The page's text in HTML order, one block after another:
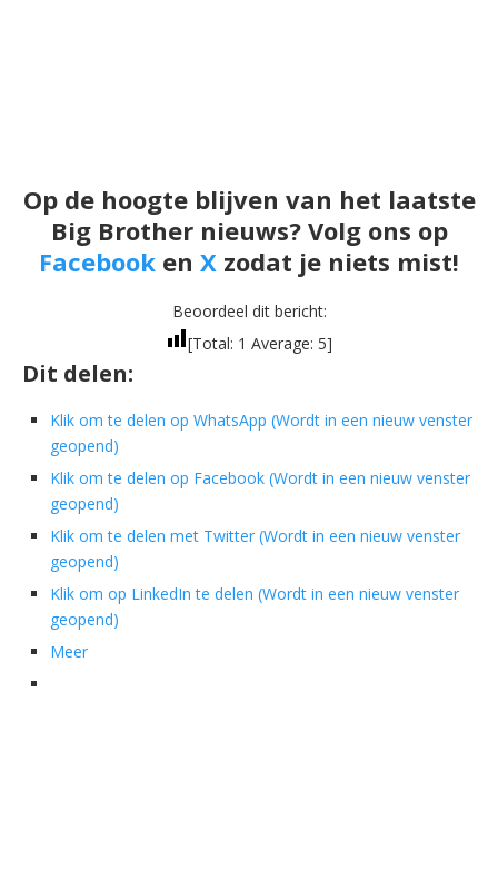
Op de hoogte blijven van het laatste
Big Brother nieuws? Volg ons op
Facebook en X zodat je niets mist!
Beoordeel dit bericht:
[Total: 1 Average: 5]
Dit delen:
Klik om te delen op WhatsApp (Wordt in een nieuw venster
geopend)
Klik om te delen op Facebook (Wordt in een nieuw venster
geopend)
Klik om te delen met Twitter (Wordt in een nieuw venster
geopend)
Klik om op LinkedIn te delen (Wordt in een nieuw venster
geopend)
Meer